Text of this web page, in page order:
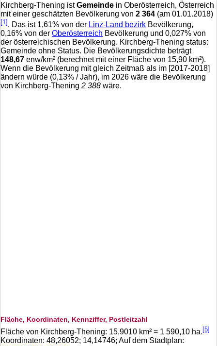
Kirchberg-Thening istGemeinde in Oberösterreich, Österreich
mit einer geschätzten Bevölkerung von 2 364 (am 01.01.2018)
[1] . Das ist 1,61% von der Linz-Land bezirk Bevölkerung,
0,16% von der Oberösterreich Bevölkerung und 0,027% von
der österreichischen Bevölkerung. Kirchberg-Thening status:
Gemeinde ohne Status. Die Bevölkerungsdichte beträgt
148,67 enw/km² (berechnet mit einer Fläche von 15,90 km²).
Wenn die Bevölkerung mit gleich Zeitmaß als im [2017-2018]
ändern würde (0,13% / Jahr), im 2026 wäre die Bevölkerung
von Kirchberg-Thening 2 388 wäre.
Fläche, Koordinaten, Kennziffer, Postleitzahl
Fläche von Kirchberg-Thening: 15,9010 km² = 1 590,10 ha. [5]
Koordinaten: 48,26052; 14,14746; Auf dem Stadtplan: